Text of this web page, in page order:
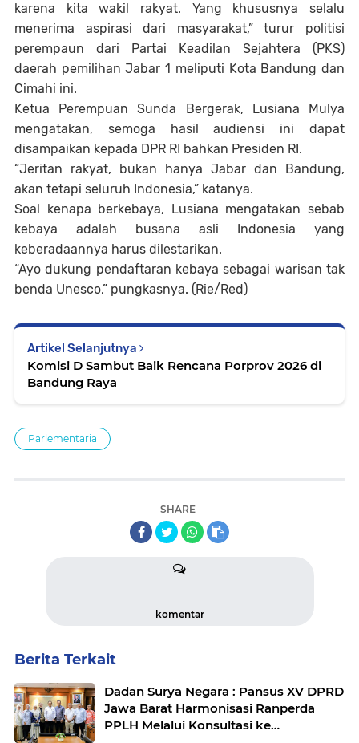
karena kita wakil rakyat. Yang khususnya selalu
menerima aspirasi dari masyarakat,” turur politisi
perempaun dari Partai Keadilan Sejahtera (PKS)
daerah pemilihan Jabar 1 meliputi Kota Bandung dan
Cimahi ini.
Ketua Perempuan Sunda Bergerak, Lusiana Mulya
mengatakan, semoga hasil audiensi ini dapat
disampaikan kepada DPR RI bahkan Presiden RI.
“Jeritan rakyat, bukan hanya Jabar dan Bandung,
akan tetapi seluruh Indonesia,” katanya.
Soal kenapa berkebaya, Lusiana mengatakan sebab
kebaya adalah busana asli Indonesia yang
keberadaannya harus dilestarikan.
“Ayo dukung pendaftaran kebaya sebagai warisan tak
benda Unesco,” pungkasnya. (Rie/Red)
Artikel Selanjutnya
Komisi D Sambut Baik Rencana Porprov 2026 di
Bandung Raya
Parlementaria
SHARE
komentar
Berita Terkait
Dadan Surya Negara : Pansus XV DPRD
Jawa Barat Harmonisasi Ranperda
PPLH Melalui Konsultasi ke